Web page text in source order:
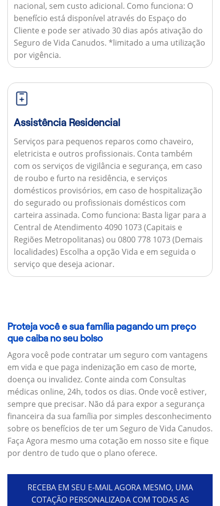
nacional, sem custo adicional. Como funciona: O
benefício está disponível através do Espaço do
Cliente e pode ser ativado 30 dias após ativação do
Seguro de Vida Canudos. *limitado a uma utilização
por vigência.
Assistência Residencial
Serviços para pequenos reparos como chaveiro,
eletricista e outros profissionais. Conta também
com os serviços de vigilância e segurança, em caso
de roubo e furto na residência, e serviços
domésticos provisórios, em caso de hospitalização
do segurado ou profissionais domésticos com
carteira assinada. Como funciona: Basta ligar para a
Central de Atendimento 4090 1073 (Capitais e
Regiões Metropolitanas) ou 0800 778 1073 (Demais
localidades) Escolha a opção Vida e em seguida o
serviço que deseja acionar.
Proteja você e sua família pagando um preço
que caiba no seu bolso
Agora você pode contratar um seguro com vantagens
em vida e que paga indenização em caso de morte,
doença ou invalidez. Conte ainda com Consultas
médicas online, 24h, todos os dias. Onde você estiver,
sempre que precisar. Não dá para expor a segurança
financeira da sua família por simples desconhecimento
sobre os benefícios de ter um Seguro de Vida Canudos.
Faça Agora mesmo uma cotação em nosso site e fique
por dentro de tudo que o plano oferece.
RECEBA EM SEU E-MAIL AGORA MESMO, UMA
COTAÇÃO PERSONALIZADA COM TODAS AS